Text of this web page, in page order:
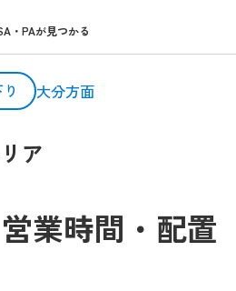
・PAが見つかる
ア
大分方面
業時間・配置